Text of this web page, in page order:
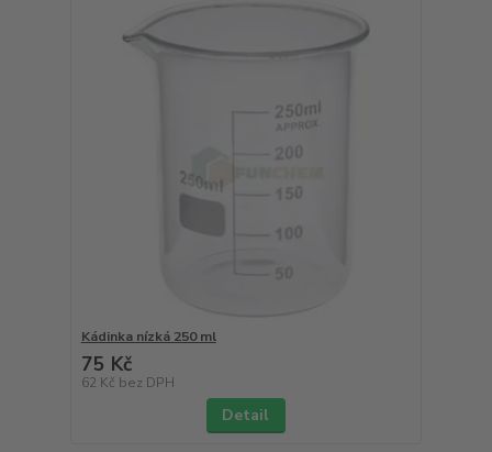
Kádinka nízká 250 ml
75 Kč
62 Kč bez DPH
Detail